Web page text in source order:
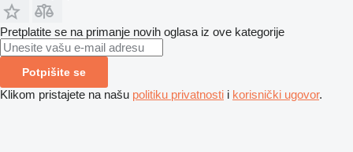
Pretplatite se na primanje novih oglasa iz ove kategorije
Potpišite se
Klikom pristajete na našu politiku privatnosti i korisnički ugovor.